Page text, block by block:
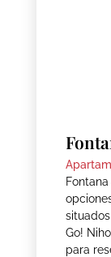
Go!
para